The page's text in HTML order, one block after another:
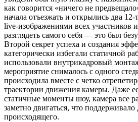
как говорится «ничего не
начала отъезжать и открылись два
live-изображениями всех участников
разглядеть самого себя — это был
Второй секрет успеха и создания
категорически избегали статичной
использовали внутрикадровый
мероприятие снималось с одного
происходила вместе с четко
траектории движения камеры. Даже
статичные моменты шоу, камера все
заметно двигаться, что
происходящего.